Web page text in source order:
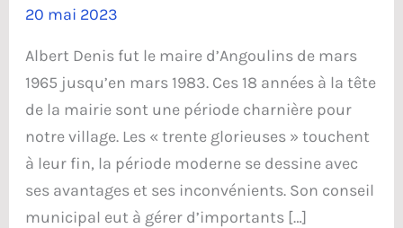
20 mai 2023
Albert Denis fut le maire d’Angoulins de mars
1965 jusqu’en mars 1983. Ces 18 années à la tête
de la mairie sont une période charnière pour
notre village. Les « trente glorieuses » touchent
à leur fin, la période moderne se dessine avec
ses avantages et ses inconvénients. Son conseil
municipal eut à gérer d’importants […]